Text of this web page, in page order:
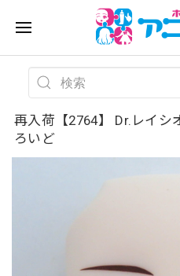
再入荷【2764】 Dr.レイ
ろいど